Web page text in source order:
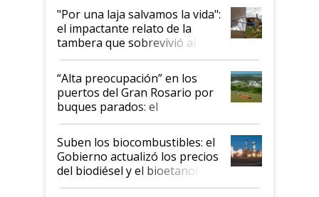
pase a ser "país sucio"
"Por una laja salvamos la vida":
el impactante relato de la
tambera que sobrevivió al
tornado
“Alta preocupación” en los
puertos del Gran Rosario por
buques parados: el
funcionamiento de las
exportadoras en tensión tras
la medida de fuerza de los
prácticos
Suben los biocombustibles: el
Gobierno actualizó los precios
del biodiésel y el bioetanol